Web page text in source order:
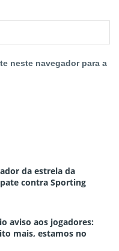
neste navegador para a
da estrela da
contra Sporting
aviso aos jogadores:
mais, estamos no